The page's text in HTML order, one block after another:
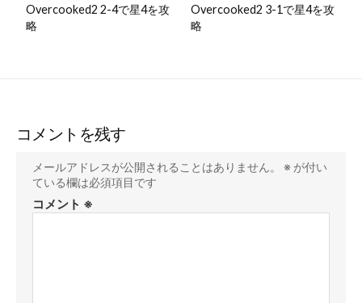
Overcooked2 2-4で星4を攻
略
Overcooked2 3-1で星4を攻
略
コメントを残す
メールアドレスが公開されることはありません。 ※ が付い
ている欄は必須項目です
コメント ※